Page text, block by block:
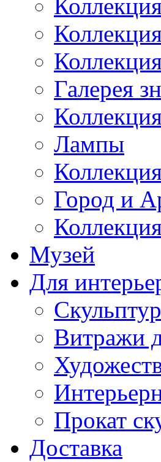
Галерея
Лампы
Город и
Музей
Для
Витражи
Прокат
Доставка